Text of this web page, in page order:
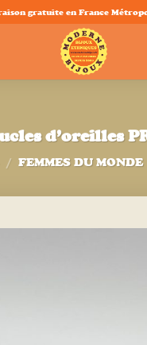
gratuite en France
d’oreilles
/ FEMMES DU MONDE